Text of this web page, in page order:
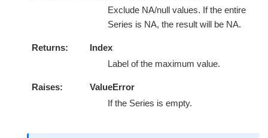
Exclude NA/null values. If the entire
Series is NA, the result will be NA.
Returns
Index
Label of the maximum value.
Raises
ValueError
If the Series is empty.